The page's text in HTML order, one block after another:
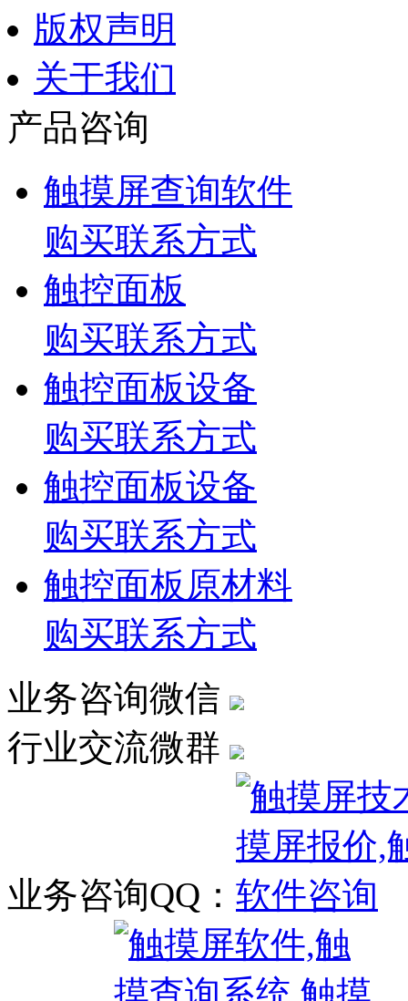
版权声明
关于我们
产品咨询
触摸屏查询软件
购买联系方式
触控面板
购买联系方式
触控面板设备
购买联系方式
触控面板设备
购买联系方式
触控面板原材料
购买联系方式
业务咨询微信
行业交流微群
业务咨询QQ：